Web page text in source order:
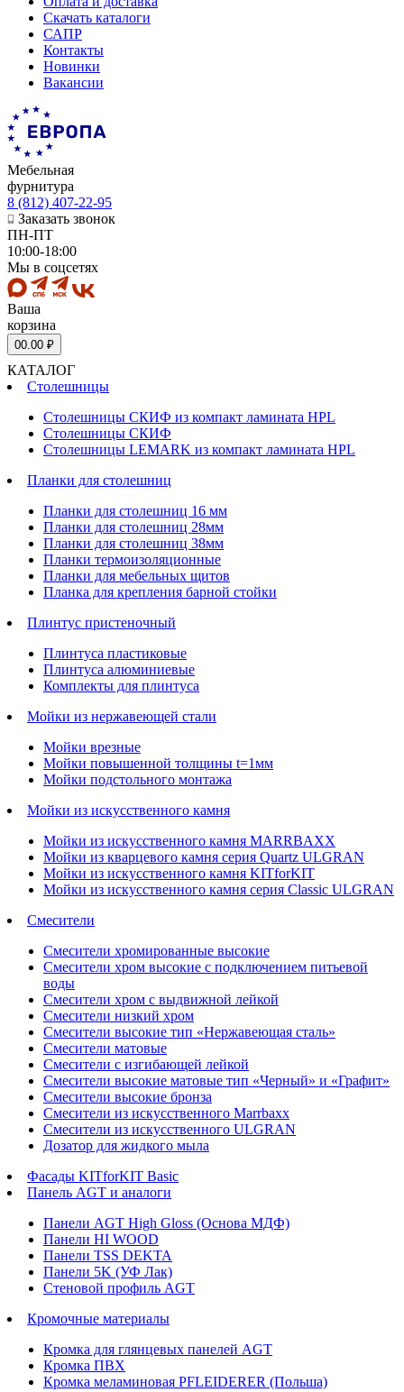
Скачать каталоги
САПР
Контакты
Новинки
Вакансии
Мебельная
фурнитура
8 (812) 407-22-95
Заказать звонок
ПН-ПТ
10:00-18:00
Мы в соцсетях
Ваша
корзина
00.00 ₽
КАТАЛОГ
Столешницы
Столешницы СКИФ из компакт ламината HPL
Столешницы СКИФ
Столешницы LEMARK из компакт ламината HPL
Планки для столешниц
Планки для столешниц 16 мм
Планки для столешниц 28мм
Планки для столешниц 38мм
Планки термоизоляционные
Планки для мебельных щитов
Планка для крепления барной стойки
Плинтус пристеночный
Плинтуса пластиковые
Плинтуса алюминиевые
Комплекты для плинтуса
Мойки из нержавеющей стали
Мойки врезные
Мойки повышенной толщины t=1мм
Мойки подстольного монтажа
Мойки из искусственного камня
Мойки из искусственного камня MARRBAXX
Мойки из кварцевого камня серия Quartz ULGRAN
Мойки из искусственного камня KITforKIT
Мойки из искусственного камня серия Classic ULGRAN
Смесители
Смесители хромированные высокие
Смесители хром высокие с подключением питьевой
воды
Смесители хром с выдвижной лейкой
Смесители низкий хром
Смесители высокие тип «Нержавеющая сталь»
Смесители матовые
Смесители с изгибающей лейкой
Смесители высокие матовые тип «Черный» и «Графит»
Смесители высокие бронза
Смесители из искусственного Marrbaxx
Смесители из искусственного ULGRAN
Дозатор для жидкого мыла
Фасады KITforKIT Basic
Панель AGT и аналоги
Панели AGT High Gloss (Основа МДФ)
Панели HI WOOD
Панели TSS DEKTA
Панели 5K (УФ Лак)
Стеновой профиль AGT
Кромочные материалы
Кромка для глянцевых панелей AGT
Кромка ПВХ
Кромка меламиновая PFLEIDERER (Польша)